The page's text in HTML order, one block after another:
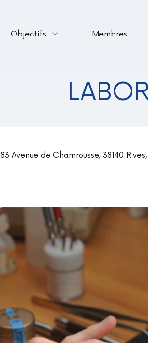
Objectifs Membres
83 Avenue de Chamrousse, 38140